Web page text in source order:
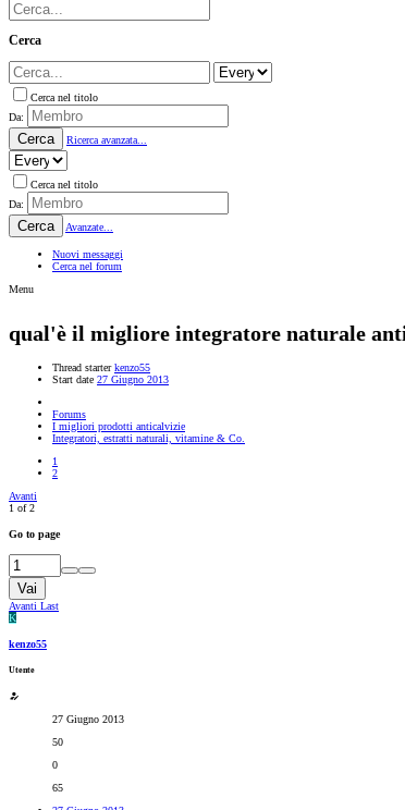
Cerca
Cerca nel titolo
Da:
Cerca Ricerca avanzata...
Cerca nel titolo
Da:
Cerca Avanzate...
Nuovi messaggi
Cerca nel forum
Menu
qual'è il migliore integratore naturale
Thread starter kenzo55
Start date 27 Giugno 2013
Forums
I migliori prodotti anticalvizie
Integratori, estratti naturali, vitamine & Co.
1
2
Avanti
1 of 2
Go to page
Vai
Avanti Last
K
kenzo55
Utente
27 Giugno 2013
50
0
65